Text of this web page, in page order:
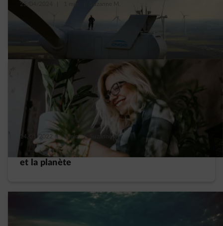
25/04/2024 1 min. Suzanne M.
« Au quotidien et dans mon job, je m’engage
pour un avenir plus durable »
14/01/2022 | 1 min. | Suzanne M.
4 résolutions simples et positives pour vous
et la planète